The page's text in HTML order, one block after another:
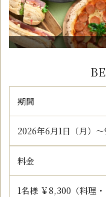
期間
2026年6月1日（月）～
料金
1名様 ￥8,300（料理